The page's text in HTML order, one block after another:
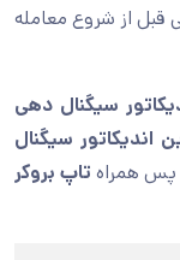
قبل از شروع معامله
سیگنال دهی
اندیکاتور سیگنال
پس همراه تاپ بروکر